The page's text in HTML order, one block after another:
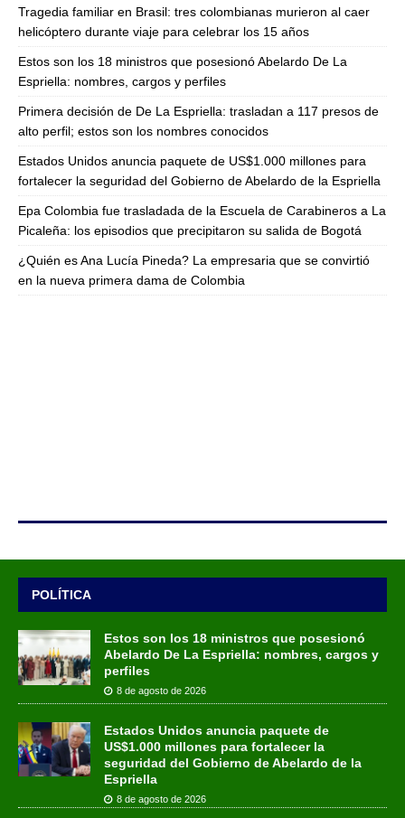
Tragedia familiar en Brasil: tres colombianas murieron al caer
helicóptero durante viaje para celebrar los 15 años
Estos son los 18 ministros que posesionó Abelardo De La
Espriella: nombres, cargos y perfiles
Primera decisión de De La Espriella: trasladan a 117 presos de
alto perfil; estos son los nombres conocidos
Estados Unidos anuncia paquete de US$1.000 millones para
fortalecer la seguridad del Gobierno de Abelardo de la Espriella
Epa Colombia fue trasladada de la Escuela de Carabineros a La
Picaleña: los episodios que precipitaron su salida de Bogotá
¿Quién es Ana Lucía Pineda? La empresaria que se convirtió
en la nueva primera dama de Colombia
POLÍTICA
Estos son los 18 ministros que posesionó
Abelardo De La Espriella: nombres, cargos y
perfiles
8 de agosto de 2026
Estados Unidos anuncia paquete de
US$1.000 millones para fortalecer la
seguridad del Gobierno de Abelardo de la
Espriella
8 de agosto de 2026